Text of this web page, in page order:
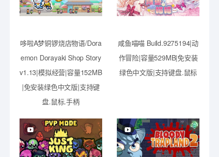
哆啦A梦铜锣烧店物语/Dora
emon Dorayaki Shop Story
v1.13|模拟经营|容量152MB
|免安装绿色中文版|支持键
盘.鼠标.手柄
咸鱼喵喵 Build.9275194|动
作冒险|容量529MB|免安装
绿色中文版|支持键盘.鼠标